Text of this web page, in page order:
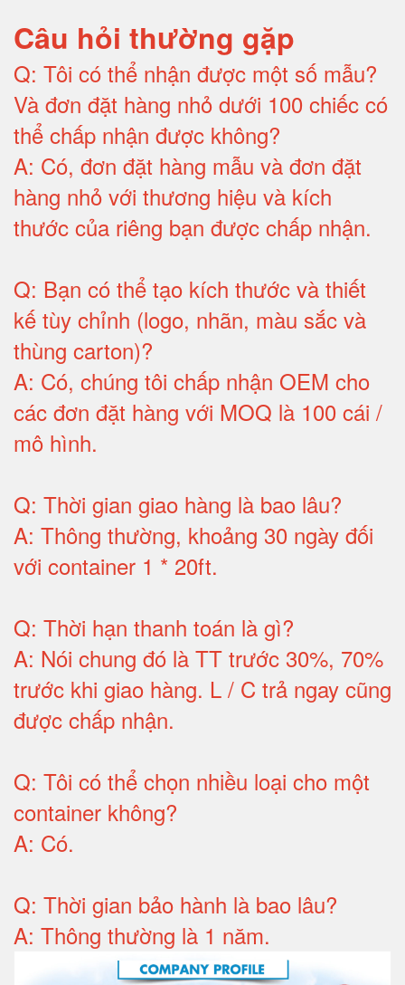
Câu hỏi thường gặp
Q: Tôi có thể nhận được một số mẫu?
Và đơn đặt hàng nhỏ dưới 100 chiếc có
thể chấp nhận được không?
A: Có, đơn đặt hàng mẫu và đơn đặt
hàng nhỏ với thương hiệu và kích
thước của riêng bạn được chấp nhận.
Q: Bạn có thể tạo kích thước và thiết
kế tùy chỉnh (logo, nhãn, màu sắc và
thùng carton)?
A: Có, chúng tôi chấp nhận OEM cho
các đơn đặt hàng với MOQ là 100 cái /
mô hình.
Q: Thời gian giao hàng là bao lâu?
A: Thông thường, khoảng 30 ngày đối
với container 1 * 20ft.
Q: Thời hạn thanh toán là gì?
A: Nói chung đó là TT trước 30%, 70%
trước khi giao hàng. L / C trả ngay cũng
được chấp nhận.
Q: Tôi có thể chọn nhiều loại cho một
container không?
A: Có.
Q: Thời gian bảo hành là bao lâu?
A: Thông thường là 1 năm.